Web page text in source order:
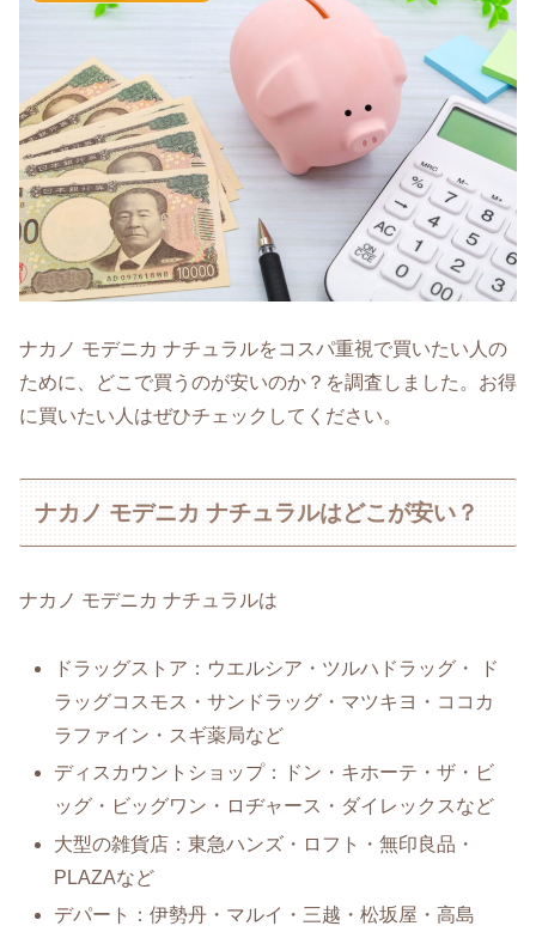
ナカノ モデニカ ナチュラルをコスパ重視で買いたい人の
ために、どこで買うのが安いのか？を調査しました。お得
に買いたい人はぜひチェックしてください。
ナカノ モデニカ ナチュラルはどこが安い？
ナカノ モデニカ ナチュラルは
ドラッグストア：ウエルシア・ツルハドラッグ・ ド
ラッグコスモス・サンドラッグ・マツキヨ・ココカ
ラファイン・スギ薬局など
ディスカウントショップ：ドン・キホーテ・ザ・ビ
ッグ・ビッグワン・ロヂャース・ダイレックスなど
大型の雑貨店：東急ハンズ・ロフト・無印良品・
PLAZAなど
デパート：伊勢丹・マルイ・三越・松坂屋・高島